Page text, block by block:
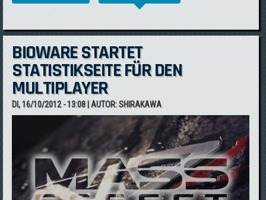
WAFFENPACK FÜR MASS EFFECT 3
ERSCHIENEN
BIOWARE STARTET
STATISTIKSEITE FÜR DEN
MULTIPLAYER
DI, 16/10/2012 - 13:08| AUTOR:SHIRAKAWA